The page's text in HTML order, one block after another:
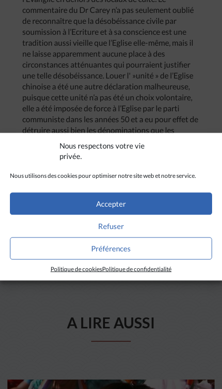
Nous respectons votre vie
privée.
Nous utilisons des cookies pour optimiser notre site web et notre service.
Accepter
Refuser
Préférences
Politique de cookiesPolitique de confidentialité
commentaire du Dr Carey n’a pas seulement oublié
de reconnaître que la désobéissance civile par
soumission à l’Ecriture et à sa conscience est une
tradition aussi vieille que l’Eglise elle-même, mais il
ne laisse apparemment aucune place à des
circonstances atténuantes qui pourraient justifier
une telle désobéissance. Louer l' »unité » de l’Eglise
chinoise a été une autre déclaration malheureuse,
puisque cette unité n’a pas été un choix volontaire,
elle a été imposée de force à l’Eglise par le parti
communiste dans les années 50 et a eu pour effet de
détruire aussi bien les dénominations que les
groupes sans dénomination.
A LIRE AUSSI